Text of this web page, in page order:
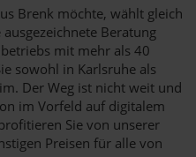
Brenk möchte, wählt gleich
Beratung
mit mehr als 40
sowohl in Karlsruhe als
Der Weg ist nicht weit und
im Vorfeld auf digitalem
Sie von unserer
Preisen für alle von